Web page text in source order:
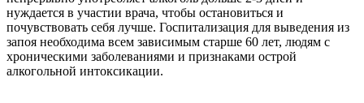
нуждается в участии врача, чтобы остановиться и
почувствовать себя лучше. Госпитализация для выведения из
запоя необходима всем зависимым старше 60 лет, людям с
хроническими заболеваниями и признаками острой
алкогольной интоксикации.